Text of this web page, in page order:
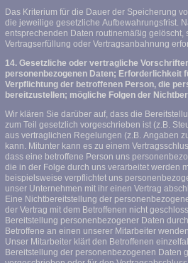
Das Kriterium für die Dauer der Speicherung
die jeweilige gesetzliche Aufbewahrungsfrist.
entsprechenden Daten routinemäßig gelöscht,
Vertragserfüllung oder Vertragsanbahnung
14. Gesetzliche oder vertragliche
personenbezogenen Daten; Erforderlichkeit
Verpflichtung der betroffenen Person, die
bereitzustellen; mögliche Folgen der
Wir klären Sie darüber auf, dass die
zum Teil gesetzlich vorgeschrieben ist (z.B.
aus vertraglichen Regelungen (z.B. Angaben
kann. Mitunter kann es zu einem
dass eine betroffene Person uns
die in der Folge durch uns verarbeitet werden
beispielsweise verpflichtet uns
unser Unternehmen mit ihr einen Vertrag
Eine Nichtbereitstellung der
der Vertrag mit dem Betroffenen nicht
Bereitstellung personenbezogener Daten
Betroffene an einen unserer Mitarbeiter
Unser Mitarbeiter klärt den Betroffenen
Bereitstellung der personenbezogenen Daten